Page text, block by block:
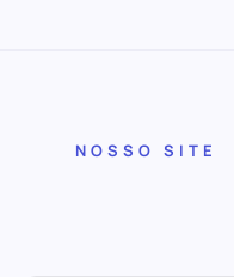
NOSSO SITE